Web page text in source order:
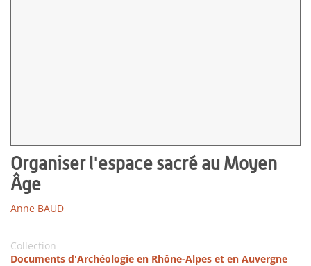
Organiser l'espace sacré au Moyen
Âge
Anne BAUD
Collection
Documents d'Archéologie en Rhône-Alpes et en Auvergne